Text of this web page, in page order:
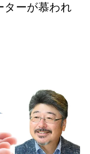
ターが慕われ